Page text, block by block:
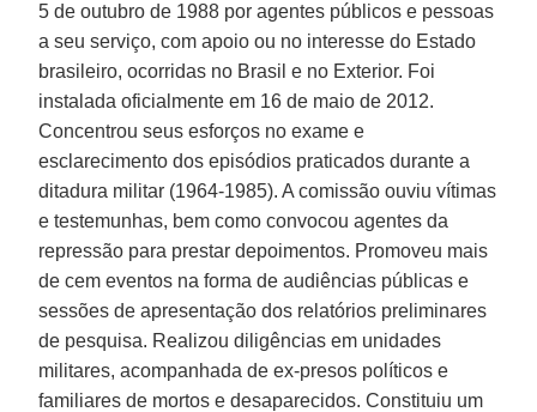
5 de outubro de 1988 por agentes públicos e pessoas
a seu serviço, com apoio ou no interesse do Estado
brasileiro, ocorridas no Brasil e no Exterior. Foi
instalada oficialmente em 16 de maio de 2012.
Concentrou seus esforços no exame e
esclarecimento dos episódios praticados durante a
ditadura militar (1964-1985). A comissão ouviu vítimas
e testemunhas, bem como convocou agentes da
repressão para prestar depoimentos. Promoveu mais
de cem eventos na forma de audiências públicas e
sessões de apresentação dos relatórios preliminares
de pesquisa. Realizou diligências em unidades
militares, acompanhada de ex-presos políticos e
familiares de mortos e desaparecidos. Constituiu um